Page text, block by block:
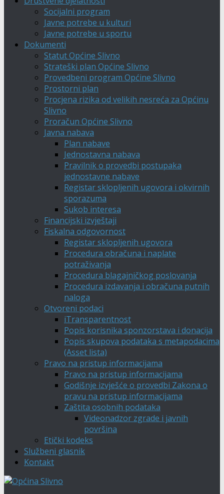
Socijalni program
Javne potrebe u kulturi
Javne potrebe u sportu
Dokumenti
Statut Općine Slivno
Strateški plan Općine Slivno
Provedbeni program Općine Slivno
Prostorni plan
Procjena rizika od velikih nesreća za Općinu
Slivno
Proračun Općine Slivno
Javna nabava
Plan nabave
Jednostavna nabava
Pravilnik o provedbi postupaka
jednostavne nabave
Registar sklopljenih ugovora i okvirnih
sporazuma
Sukob interesa
Financijski izvještaji
Fiskalna odgovornost
Registar sklopljenih ugovora
Procedura obračuna i naplate
potraživanja
Procedura blagajničkog poslovanja
Procedura izdavanja i obračuna putnih
naloga
Otvoreni podaci
iTransparentnost
Popis korisnika sponzorstava i donacija
Popis skupova podataka s metapodacima
(Asset lista)
Pravo na pristup informacijama
Pravo na pristup informacijama
Godišnje izvješće o provedbi Zakona o
pravu na pristup informacijama
Zaštita osobnih podataka
Videonadzor zgrade i javnih
površina
Etički kodeks
Službeni glasnik
Kontakt